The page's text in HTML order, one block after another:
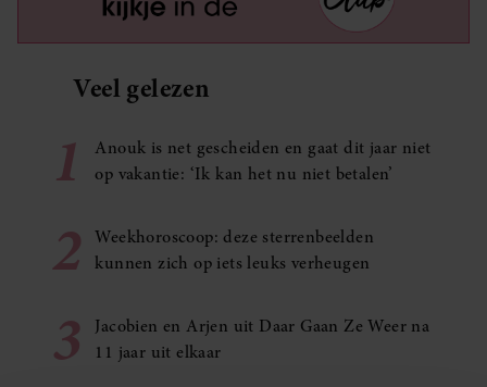
Veel gelezen
1
Anouk is net gescheiden en gaat dit jaar niet
op vakantie: ‘Ik kan het nu niet betalen’
2
Weekhoroscoop: deze sterrenbeelden
kunnen zich op iets leuks verheugen
3
Jacobien en Arjen uit Daar Gaan Ze Weer na
11 jaar uit elkaar